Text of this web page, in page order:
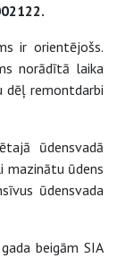
ir orientējošs.
norādītā laika
dēļ remontdarbi
ūdensvadā
mazinātu ūdens
ūdensvada
beigām SIA